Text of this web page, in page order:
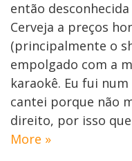
então
Cerveja a preços
(principalmente o
empolgado com a
karaokê. Eu fui
cantei porque não
direito, por isso
More »